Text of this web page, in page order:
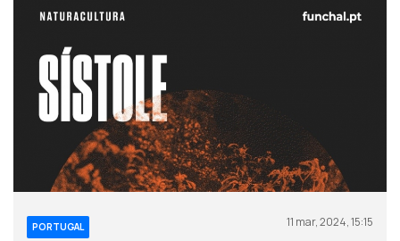
PORTUGAL 11 mar, 2024, 15:15